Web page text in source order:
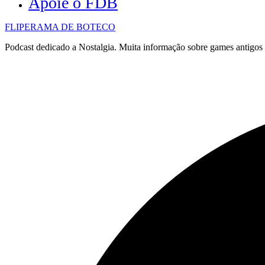
FLIPERAMA DE BOTECO
Podcast dedicado a Nostalgia. Muita informação sobre games